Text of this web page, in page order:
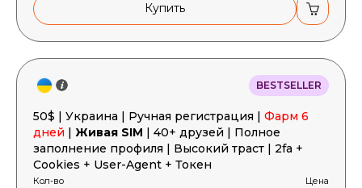
Купить
BESTSELLER
50$ | Украина | Ручная регистрация | Фарм 6
дней | Живая SIM | 40+ друзей | Полное
заполнение профиля | Высокий траст | 2fa +
Cookies + User-Agent + Токен
Кол-во Цена